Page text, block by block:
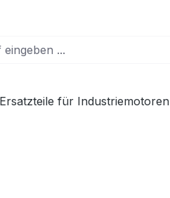
Ersatzteile für Industriemotoren